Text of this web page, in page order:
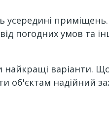
усередині
погодних умов та
найкращі варіанти.
об'єктам надійний